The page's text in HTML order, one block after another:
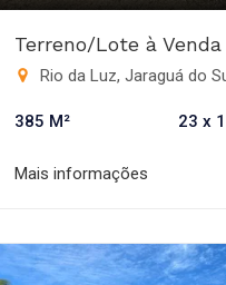
Terreno/Lote à
Rio da Luz, Jaraguá do
385 M² 23 x
Mais informações